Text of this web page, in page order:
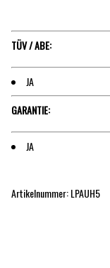
TÜV / ABE:
JA
GARANTIE:
JA
Artikelnummer: LPAUH5